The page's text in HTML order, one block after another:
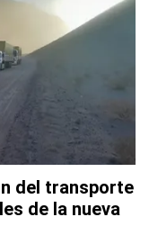
del transporte
de la nueva